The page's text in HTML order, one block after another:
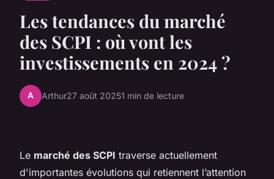
Les tendances du marché
des SCPI : où vont les
investissements en 2024 ?
A Arthur27 août 20251 min de lecture
Le marché des SCPI traverse actuellement
d'importantes évolutions qui retiennent l’attention